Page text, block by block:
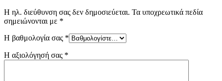
Η ηλ. διεύθυνση σας δεν δημοσιεύεται. Τα υποχρεωτικά πεδία
σημειώνονται με *
Η βαθμολογία σας *
Η αξιολόγησή σας *